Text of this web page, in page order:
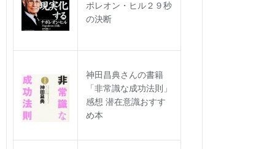
ポレオン・ヒル２９秒
の決断
神田昌典さんの書籍
「非常識な成功法則」
感想 潜在意識おすす
め本